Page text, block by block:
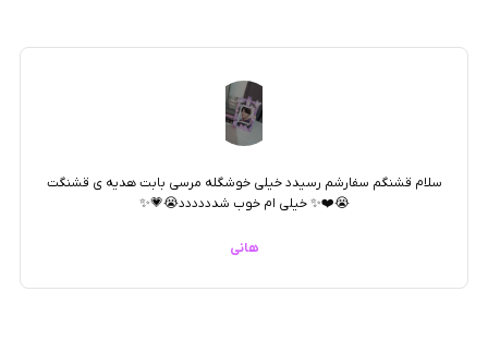
سلام قشنگم سفارشم رسیدد خیلی خوشگله مرسی بابت هدیه ی قشنگت
😭❤️✨ خیلی ام خوب شدددددد😭💗✨
هانی